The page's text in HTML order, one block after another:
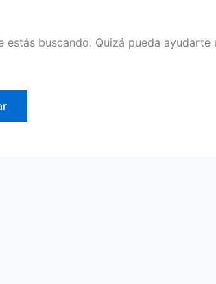
buscando. Quizá pueda ayudarte